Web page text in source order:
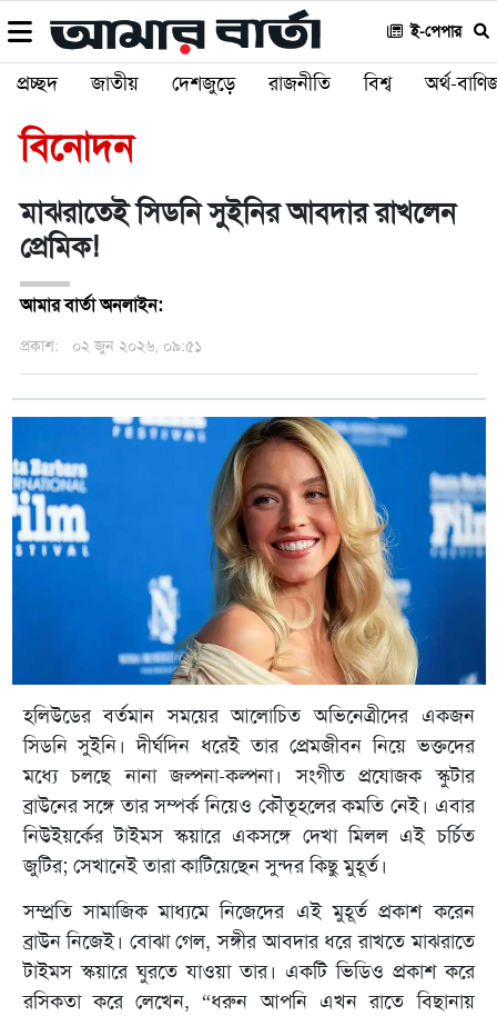
ই-পেপার
প্রচ্ছদ জাতীয় দেশজুড়ে রাজনীতি বিশ্ব অর্থ-
বিনোদন
মাঝরাতেই সিডনি সুইনির আবদার রাখলেন
প্রেমিক!
আমার বার্তা অনলাইন:
প্রকাশ: ০২ জুন ২০২৬, ০৯:৫১
হলিউডের বর্তমান সময়ের আলোচিত অভিনেত্রীদের একজন
সিডনি সুইনি। দীর্ঘদিন ধরেই তার প্রেমজীবন নিয়ে ভক্তদের
মধ্যে চলছে নানা জল্পনা-কল্পনা। সংগীত প্রযোজক স্কুটার
ব্রাউনের সঙ্গে তার সম্পর্ক নিয়েও কৌতূহলের কমতি নেই। এবার
নিউইয়র্কের টাইমস স্কয়ারে একসঙ্গে দেখা মিলল এই চর্চিত
জুটির; সেখানেই তারা কাটিয়েছেন সুন্দর কিছু মুহূর্ত।
সম্প্রতি সামাজিক মাধ্যমে নিজেদের এই মুহূর্ত প্রকাশ করেন
ব্রাউন নিজেই। বোঝা গেল, সঙ্গীর আবদার ধরে রাখতে মাঝরাতে
টাইমস স্কয়ারে ঘুরতে যাওয়া তার। একটি ভিডিও প্রকাশ করে
রসিকতা করে লেখেন, “ধরুন আপনি এখন রাতে বিছানায়